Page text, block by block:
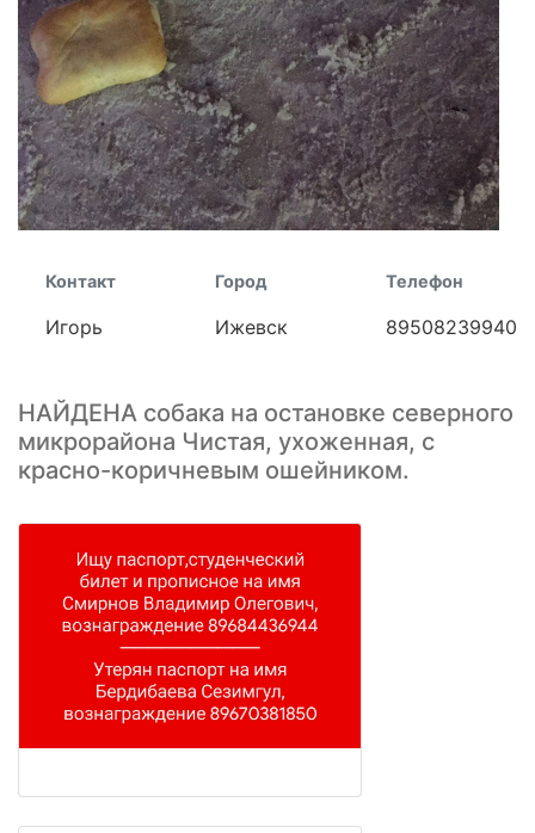
Контакт
Игорь
Город
Ижевск
Телефон
89508239940
НАЙДЕНА собака на остановке северного
микрорайона Чистая, ухоженная, с
красно-коричневым ошейником.